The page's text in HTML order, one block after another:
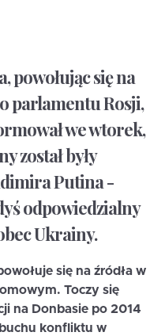
powołując się na
parlamentu Rosji,
we wtorek,
został były
Putina -
odpowiedzialny
Ukrainy.
się na źródła w
Toczy się
na Donbasie po 2014
konfliktu w